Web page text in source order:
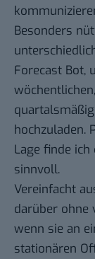
Besonders
Forecast Bot,
hochzuladen.
Lage finde
sinnvoll.
Vereinfacht
darüber ohne
wenn sie an
stationären